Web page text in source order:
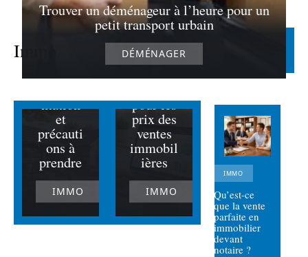
Trouver un déménageur à l’heure pour un
petit transport urbain
DÉMÉNAGER
Immo
Acheter
puits :
ntation
et
précauti
ons à
prendre
IMMO
Consult
ez le
portail
Immo
pour les
prix des
ventes
immobil
ières
IMMO
IMMO
Qu’est-ce
que la vente
parfaite en
immobilier
devant
notaire ?